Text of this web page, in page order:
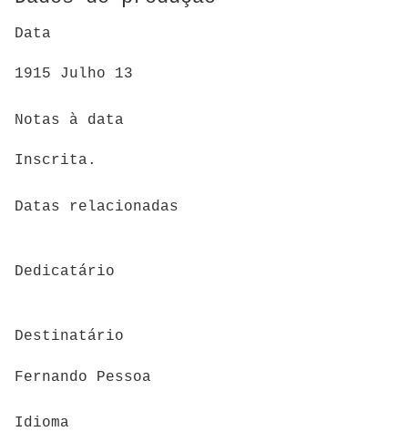
Data
1915 Julho 13
Notas à data
Inscrita.
Datas relacionadas
Dedicatário
Destinatário
Fernando Pessoa
Idioma